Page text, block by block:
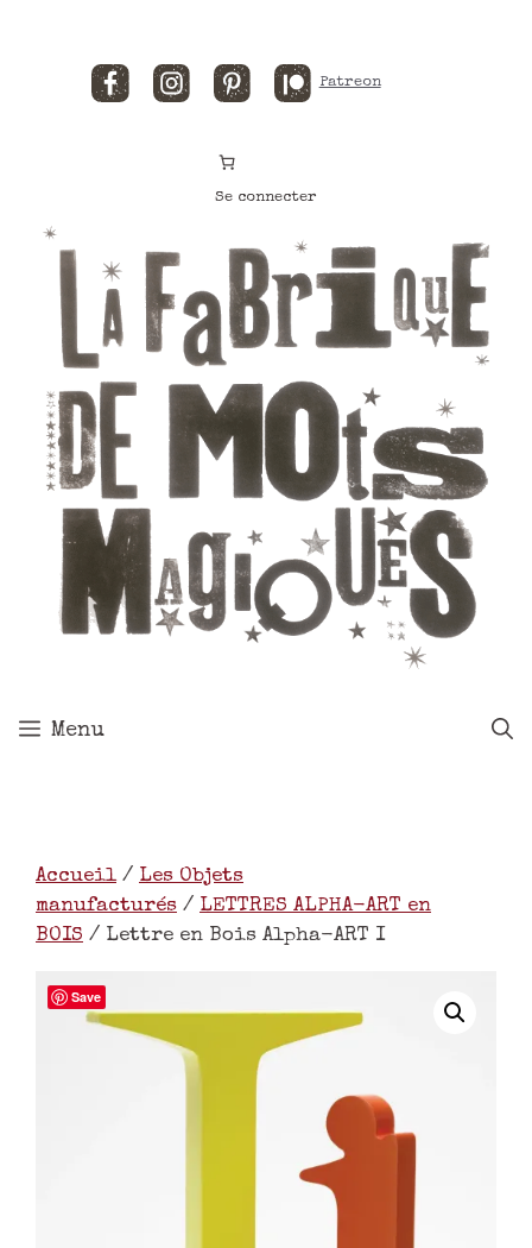
FacebookInstagramPinterestPatreon
Se connecter
Menu
Accueil/ Les Objets
manufacturés / LETTRES ALPHA-ART en
BOIS / Lettre en Bois Alpha-ART I
Save